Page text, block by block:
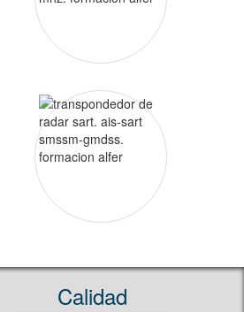
Calidad